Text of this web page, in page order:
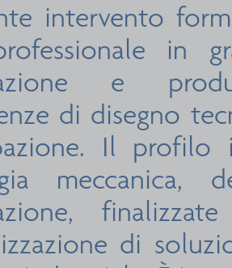
intervento
in
e
di disegno
Il profilo
di